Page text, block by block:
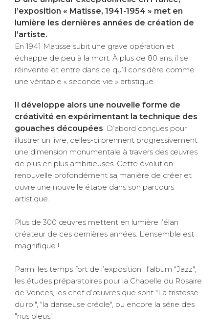
l’exposition « Matisse, 1941-1954 » met en
lumière les dernières années de création de
l’artiste.
En 1941 Matisse subit une grave opération et
échappe de peu à la mort. À plus de 80 ans, il se
réinvente et entre dans ce qu’il considère comme
une véritable « seconde vie » artistique.
Il développe alors une nouvelle forme de
créativité en expérimentant la technique des
gouaches découpées . D’abord conçues pour
illustrer un livre, celles-ci prennent progressivement
une dimension monumentale à travers des œuvres
de plus en plus ambitieuses. Cette évolution
renouvelle profondément sa manière de créer et
ouvre une nouvelle étape dans son parcours
artistique.
Plus de 300 œuvres mettent en lumière l’élan
créateur de ces dernières années. L’ensemble est
magnifique !
Parmi les temps fort de l’exposition : l’album "Jazz",
les études préparatoires pour la Chapelle du Rosaire
de Vences, les chef d’œuvres que sont "La tristesse
du roi", "la danseuse créole", ou encore la série des
"nus bleus".